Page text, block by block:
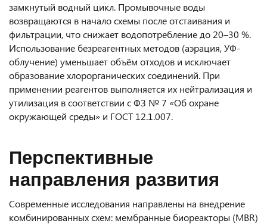
замкнутый водный цикл. Промывочные воды
возвращаются в начало схемы после отстаивания и
фильтрации, что снижает водопотребление до 20–30 %.
Использование безреагентных методов (аэрация, УФ-
облучение) уменьшает объём отходов и исключает
образование хлорорганических соединений. При
применении реагентов выполняется их нейтрализация и
утилизация в соответствии с ФЗ № 7 «Об охране
окружающей среды» и ГОСТ 12.1.007.
Перспективные
направления развития
Современные исследования направлены на внедрение
комбинированных схем: мембранные биореакторы (MBR)